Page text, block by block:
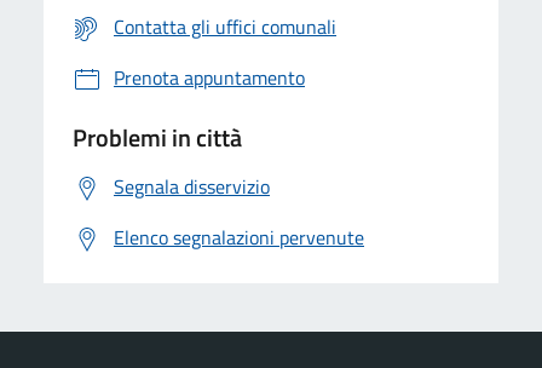
Contatta gli uffici comunali
Prenota appuntamento
Problemi in città
Segnala disservizio
Elenco segnalazioni pervenute